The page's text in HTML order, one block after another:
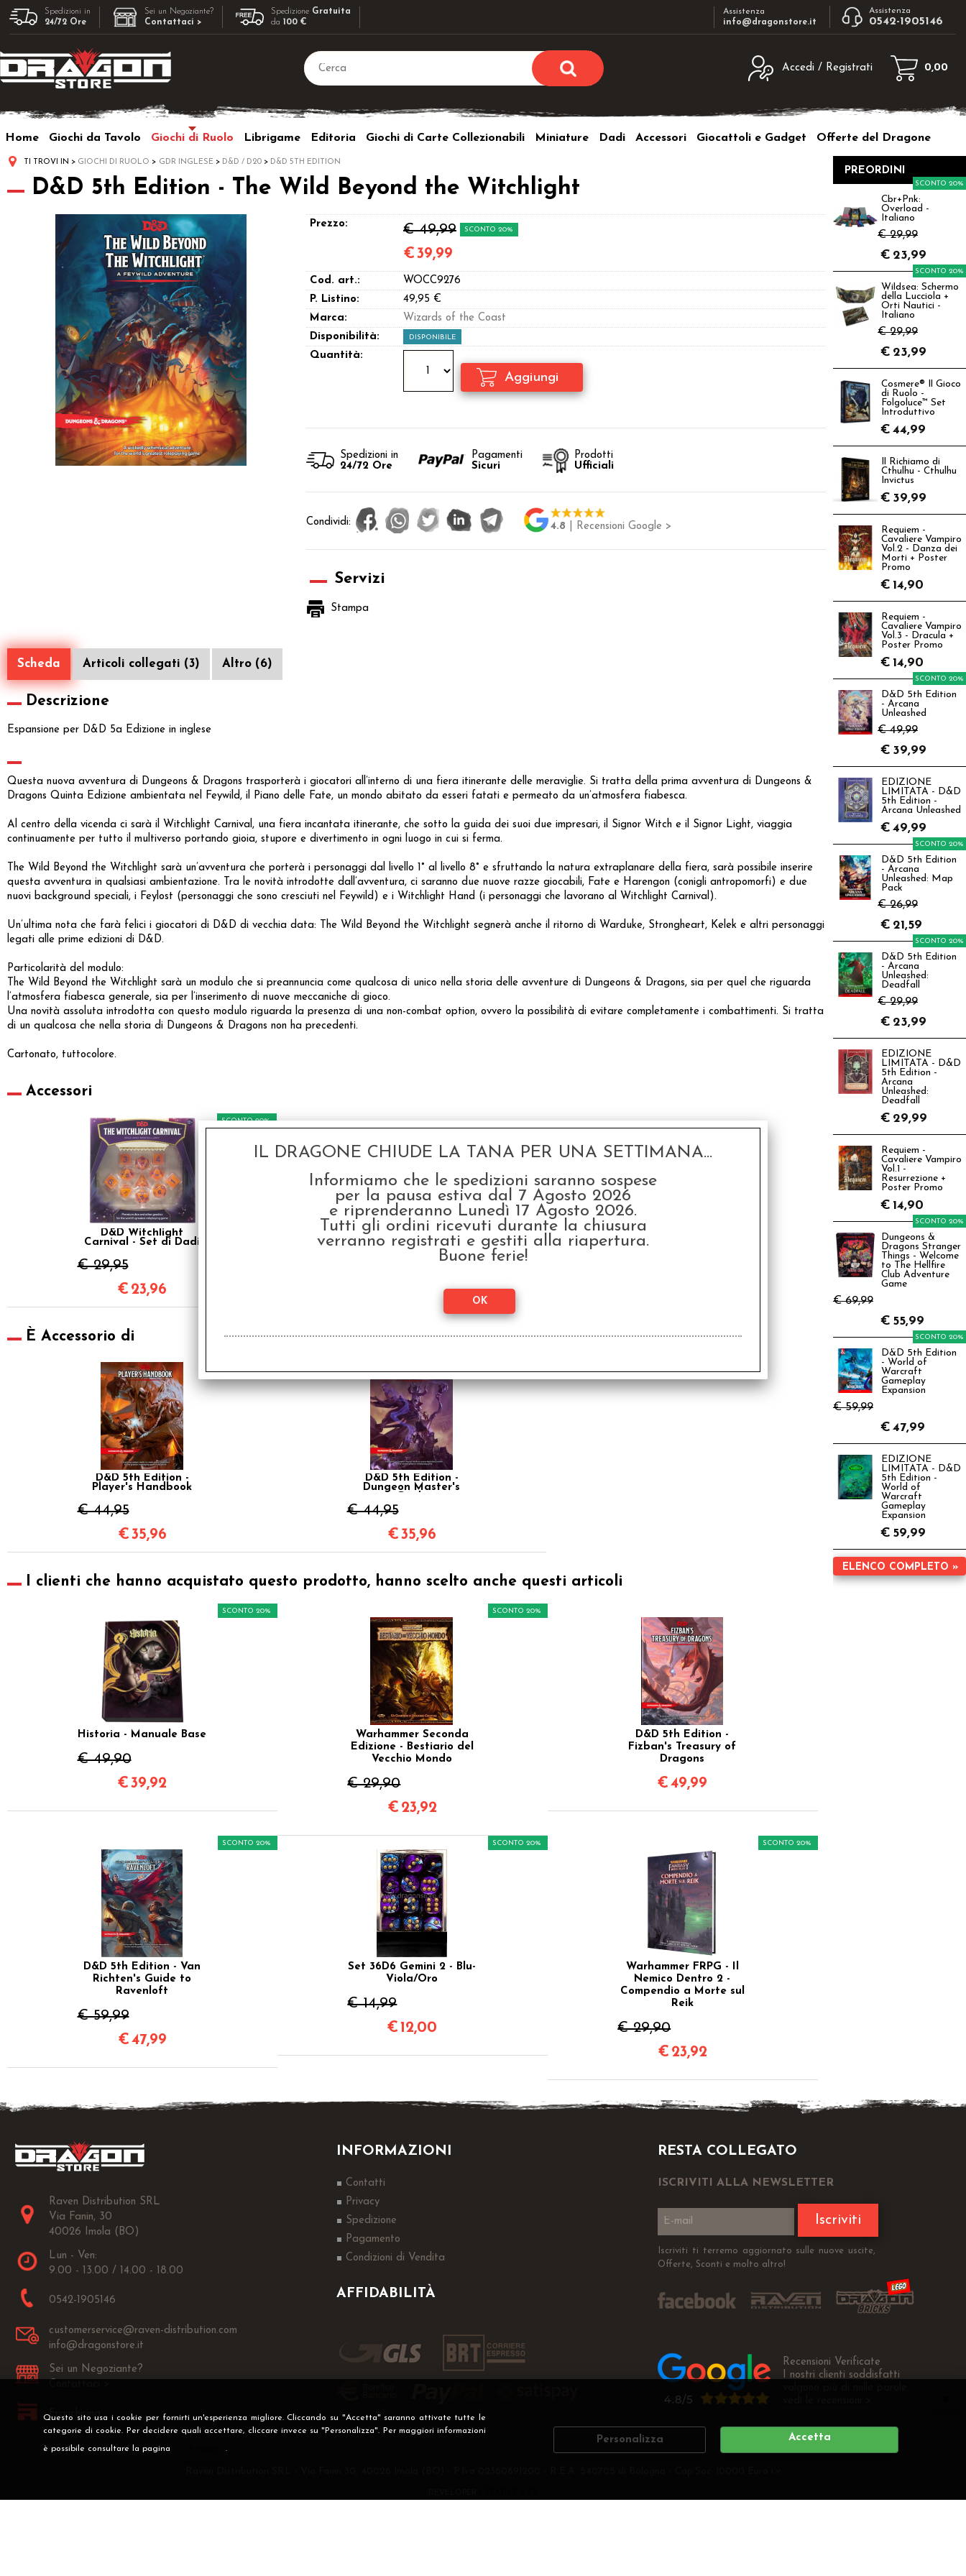
Questo sito usa i cookie per fornirti un'esperienza migliore. Cliccando su "Accetta" saranno attivate tutte le
categorie di cookie. Per decidere quali accettare, cliccare invece su "Personalizza". Per maggiori informazioni
è possibile consultare la pagina .
Personalizza Accetta
Spedizioni in
24/72 Ore
Sei un Negoziante?
Contattaci >
Spedizione Gratuita
da100 €
Assistenza
info@dragonstore.it
Assistenza
0542-1905146
Accedi / Registrati
utente e la password e poi clicca sul
Password:
sito clicca sul pulsante "Registrati"
0,00
Home Giochi da Tavolo Giochi di Ruolo Librigame Editoria Giochi di Carte Collezionabili Miniature Dadi Accessori Giocattoli e Gadget Offerte del Dragone
TI TROVI IN GIOCHI DI RUOLO GDR INGLESE D&D / D20 D&D 5TH EDITION
D&D 5th Edition - The Wild Beyond the Witchlight
Prezzo: € 49,99 SCONTO 20%
€39,99
Cod. art.:
WOCC9276
P. Listino:
49,95 €
Marca:
Wizards of the Coast
Disponibilità:
DISPONIBILE
Quantità:
Spedizioni in
24/72 Ore
Pagamenti
Sicuri
Prodotti
Ufficiali
Condividi: 4.8 | Recensioni Google >
Servizi
Stampa
Scheda Articoli collegati (3) Altro (6)
Descrizione
Espansione per D&D 5a Edizione in inglese
Questa nuova avventura di Dungeons & Dragons trasporterà i giocatori all’interno di una fiera itinerante delle meraviglie. Si tratta della prima avventura di Dungeons &
Dragons Quinta Edizione ambientata nel Feywild, il Piano delle Fate, un mondo abitato da esseri fatati e permeato da un’atmosfera fiabesca.
Al centro della vicenda ci sarà il Witchlight Carnival, una fiera incantata itinerante, che sotto la guida dei suoi due impresari, il Signor Witch e il Signor Light, viaggia
continuamente per tutto il multiverso portando gioia, stupore e divertimento in ogni luogo in cui si ferma.
The Wild Beyond the Witchlight sarà un’avventura che porterà i personaggi dal livello 1° al livello 8° e sfruttando la natura extraplanare della fiera, sarà possibile inserire
questa avventura in qualsiasi ambientazione. Tra le novità introdotte dall’avventura, ci saranno due nuove razze giocabili, Fate e Harengon (conigli antropomorfi) e due
nuovi background speciali, i Feylost (personaggi che sono cresciuti nel Feywild) e i Witchlight Hand (i personaggi che lavorano al Witchlight Carnival).
Un’ultima nota che farà felici i giocatori di D&D di vecchia data: The Wild Beyond the Witchlight segnerà anche il ritorno di Warduke, Strongheart, Kelek e altri personaggi
legati alle prime edizioni di D&D.
Particolarità del modulo:
The Wild Beyond the Witchlight sarà un modulo che si preannuncia come qualcosa di unico nella storia delle avventure di Dungeons & Dragons, sia per quel che riguarda
l’atmosfera fiabesca generale, sia per l’inserimento di nuove meccaniche di gioco.
Una novità assoluta introdotta con questo modulo riguarda la presenza di una non-combat option, ovvero la possibilità di evitare completamente i combattimenti. Si tratta
di un qualcosa che nella storia di Dungeons & Dragons non ha precedenti.
Cartonato, tuttocolore.
Accessori
D&D Witchlight
Carnival - Set di Dadi
€ 29,95
SCONTO 20%
€ 23,96
È Accessorio di
D&D 5th Edition -
Player's Handbook
€ 44,95
€35,96
D&D 5th Edition -
Dungeon Master's
€ 44,95
€35,96
I clienti che hanno acquistato questo prodotto, hanno scelto anche questi articoli
Historia - Manuale Base
€ 49,90
SCONTO 20%
€39,92
Warhammer Seconda
Edizione - Bestiario del
Vecchio Mondo
€ 29,90
SCONTO 20%
€ 23,92
D&D 5th Edition -
Fizban's Treasury of
Dragons
€ 49,99
D&D 5th Edition - Van
Richten's Guide to
Ravenloft
€ 59,99
SCONTO 20%
€47,99
Set 36D6 Gemini 2 - Blu-
Viola/Oro
€ 14,99
SCONTO 20%
€ 12,00
Warhammer FRPG - Il
Nemico Dentro 2 -
Compendio a Morte sul
Reik
€ 29,90
SCONTO 20%
€ 23,92
PREORDINI
Cbr+Pnk:
Overload -
Italiano
€ 29,99
SCONTO 20%
€ 23,99
Wildsea: Schermo
della Lucciola +
Orti Nautici -
Italiano
€ 29,99
SCONTO 20%
€ 23,99
Cosmere® Il Gioco
di Ruolo -
Folgoluce™ Set
Introduttivo
€ 44,99
Il Richiamo di
Cthulhu - Cthulhu
Invictus
€ 39,99
Requiem -
Cavaliere Vampiro
Vol.2 - Danza dei
Morti + Poster
Promo
€ 14,90
Requiem -
Cavaliere Vampiro
Vol.3 - Dracula +
Poster Promo
€ 14,90
D&D 5th Edition
- Arcana
Unleashed
€ 49,99
SCONTO 20%
€ 39,99
EDIZIONE
LIMITATA - D&D
5th Edition -
Arcana Unleashed
€ 49,99
D&D 5th Edition
- Arcana
Unleashed: Map
Pack
€ 26,99
SCONTO 20%
€ 21,59
D&D 5th Edition
- Arcana
Unleashed:
Deadfall
€ 29,99
SCONTO 20%
€ 23,99
EDIZIONE
LIMITATA - D&D
5th Edition -
Arcana
Unleashed:
Deadfall
€ 29,99
Requiem -
Cavaliere Vampiro
Vol.1 -
Resurrezione +
Poster Promo
€ 14,90
Dungeons &
Dragons Stranger
Things - Welcome
to The Hellfire
Club Adventure
Game
€ 69,99
SCONTO 20%
€ 55,99
D&D 5th Edition
- World of
Warcraft
Gameplay
Expansion
€ 59,99
SCONTO 20%
€ 47,99
EDIZIONE
LIMITATA - D&D
5th Edition -
World of
Warcraft
Gameplay
Expansion
€ 59,99
ELENCO COMPLETO »
Raven Distribution SRL
Via Fanin, 30
40026 Imola (BO)
Lun - Ven:
9.00 - 13.00 / 14.00 - 18.00
0542-1905146
customerservice@raven-distribution.com
info@dragonstore.it
Sei un Negoziante?
Franchising
INFORMAZIONI
Contatti
Privacy
Spedizione
Pagamento
Condizioni di Vendita
AFFIDABILITÀ
RESTA COLLEGATO
ISCRIVITI ALLA NEWSLETTER
Iscriviti
Iscriviti ti terremo aggiornato sulle nuove uscite,
Offerte, Sconti e molto altro!
Recensioni Verificate
I nostri clienti soddisfatti
IL DRAGONE CHIUDE LA TANA PER UNA SETTIMANA...
Informiamo che le spedizioni saranno sospese
per la pausa estiva dal 7 Agosto 2026
e riprenderanno Lunedì 17 Agosto 2026.
Tutti gli ordini ricevuti durante la chiusura
verranno registrati e gestiti alla riapertura.
Buone ferie!